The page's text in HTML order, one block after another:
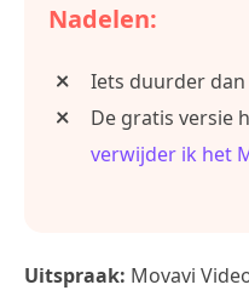
Nadelen:
Iets duurder
De gratis versie
verwijder ik het
Uitspraak: Movavi